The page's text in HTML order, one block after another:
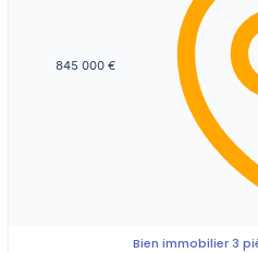
845 000 €
Bien immobilier 3